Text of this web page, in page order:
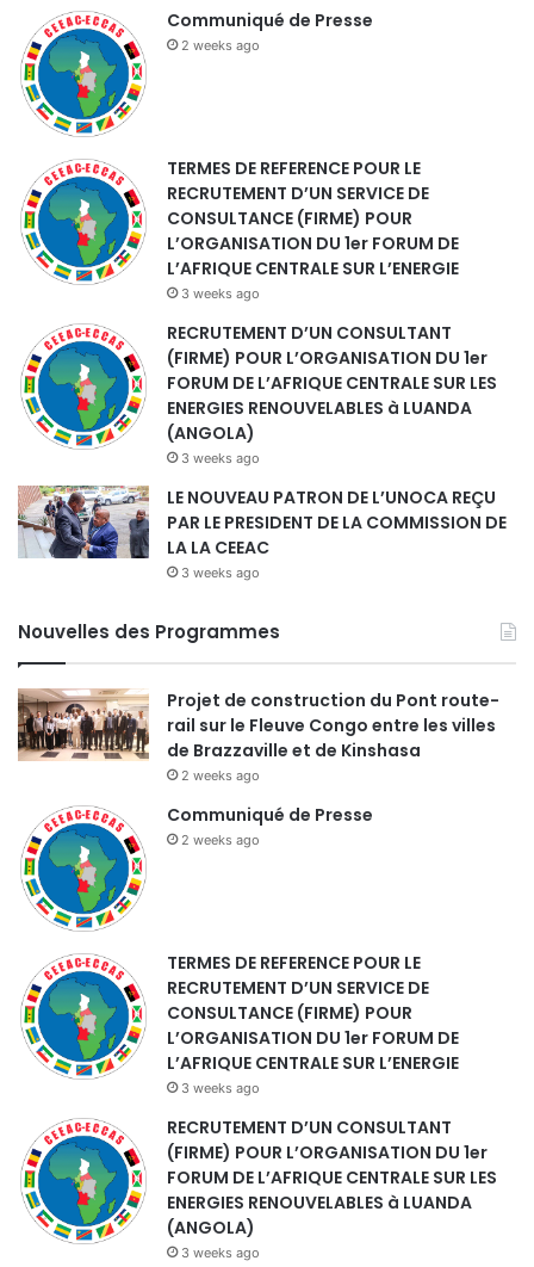
Communiqué de Presse
2 weeks ago
TERMES DE REFERENCE POUR LE
RECRUTEMENT D’UN SERVICE DE
CONSULTANCE (FIRME) POUR
L’ORGANISATION DU 1er FORUM DE
L’AFRIQUE CENTRALE SUR L’ENERGIE
3 weeks ago
RECRUTEMENT D’UN CONSULTANT
(FIRME) POUR L’ORGANISATION DU 1er
FORUM DE L’AFRIQUE CENTRALE SUR LES
ENERGIES RENOUVELABLES à LUANDA
(ANGOLA)
3 weeks ago
LE NOUVEAU PATRON DE L’UNOCA REÇU
PAR LE PRESIDENT DE LA COMMISSION DE
LA LA CEEAC
3 weeks ago
Nouvelles des Programmes
Projet de construction du Pont route-
rail sur le Fleuve Congo entre les villes
de Brazzaville et de Kinshasa
2 weeks ago
Communiqué de Presse
2 weeks ago
TERMES DE REFERENCE POUR LE
RECRUTEMENT D’UN SERVICE DE
CONSULTANCE (FIRME) POUR
L’ORGANISATION DU 1er FORUM DE
L’AFRIQUE CENTRALE SUR L’ENERGIE
3 weeks ago
RECRUTEMENT D’UN CONSULTANT
(FIRME) POUR L’ORGANISATION DU 1er
FORUM DE L’AFRIQUE CENTRALE SUR LES
ENERGIES RENOUVELABLES à LUANDA
(ANGOLA)
3 weeks ago